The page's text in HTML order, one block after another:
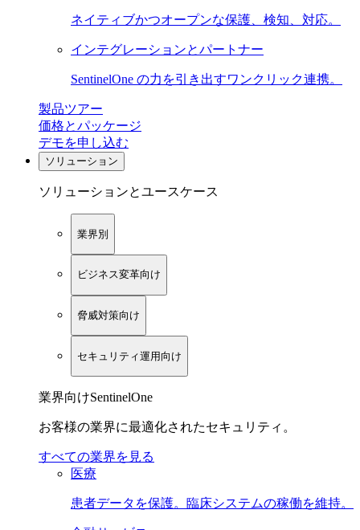
ネイティブかつオープンな保護、検知、対応。
インテグレーションとパートナー
SentinelOne の力を引き出すワンクリック連携。
製品ツアー
価格とパッケージ
デモを申し込む
ソリューション
ソリューションとユースケース
業界別
ビジネス変革向け
脅威対策向け
セキュリティ運用向け
業界向けSentinelOne
お客様の業界に最適化されたセキュリティ。
すべての業界を見る
医療
患者データを保護。臨床システムの稼働を維持。